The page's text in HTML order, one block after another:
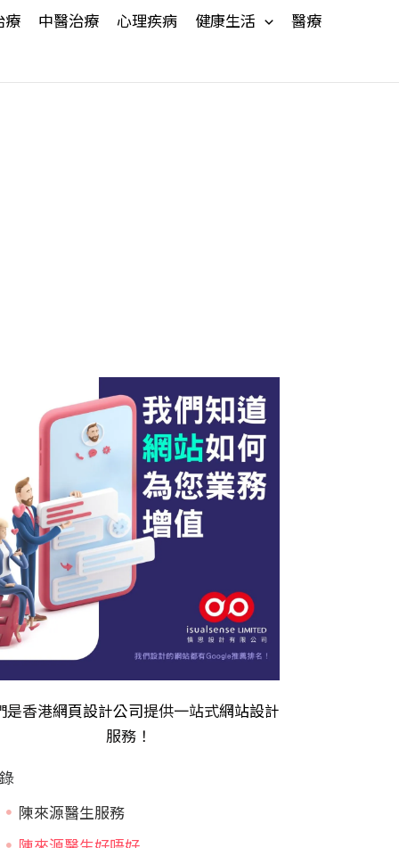
療 中醫治療 心理疾病 健康生活 醫療
是香港網頁設計公司提供一站式網站設計
服務！
陳來源醫生服務